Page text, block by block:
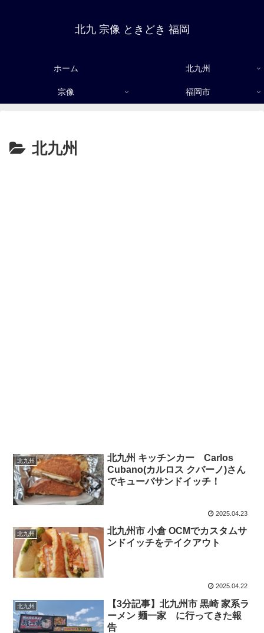
北九 宗像 ときどき 福岡
ホーム 北九州
宗像 福岡市
北九州
北九州
北九州 キッチンカー Carlos
Cubano(カルロス クバーノ)さん
でキューバサンドイッチ！
2025.04.23
北九州
北九州市 小倉 OCMでカスタムサ
ンドイッチをテイクアウト
2025.04.22
北九州
【3分記事】北九州市 黒崎 家系ラ
ーメン 麺一家 に行ってきた報
告